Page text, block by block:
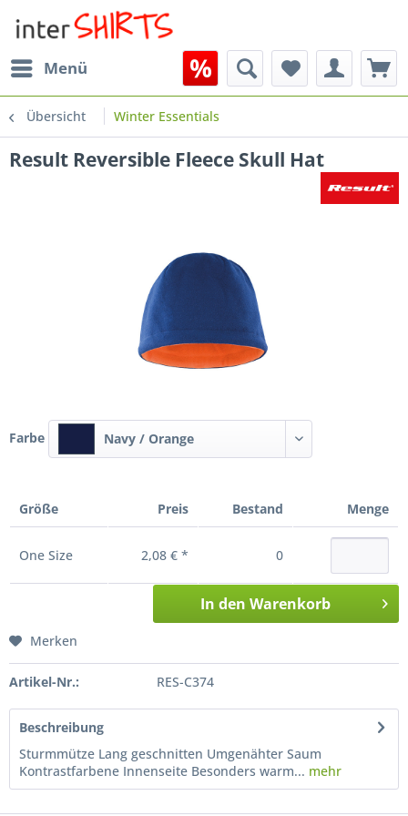
Menü
Übersicht Winter Essentials
Result Reversible Fleece Skull Hat
Farbe Navy / Orange
Größe Preis Bestand Menge
One Size 2,08 € * 0
In den Warenkorb
Merken
Artikel-Nr.: RES-C374
Beschreibung
Sturmmütze Lang geschnitten Umgenähter Saum
Kontrastfarbene Innenseite Besonders warm... mehr